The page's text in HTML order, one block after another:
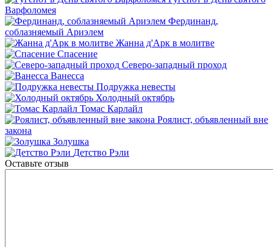
Варфоломея
Фердинанд,
соблазняемый Ариэлем
Жанна д'Арк в молитве
Спасение
Северо-западный проход
Ванесса
Подружка невесты
Холодный октябрь
Томас Карлайл
Роялист, объявленный вне
закона
Золушка
Детство Рэли
Оставьте отзыв